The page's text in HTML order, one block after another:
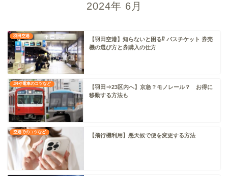
2024年 6月
羽田空港
【羽田空港】知らないと困る⁉ バスチケット 券売
機の選び方と券購入の仕方
JRや電車のコツなど
【羽田⇒23区内へ】京急？モノレール？ お得に
移動する方法も
空港でのコツなど
【飛行機利用】悪天候で便を変更する方法